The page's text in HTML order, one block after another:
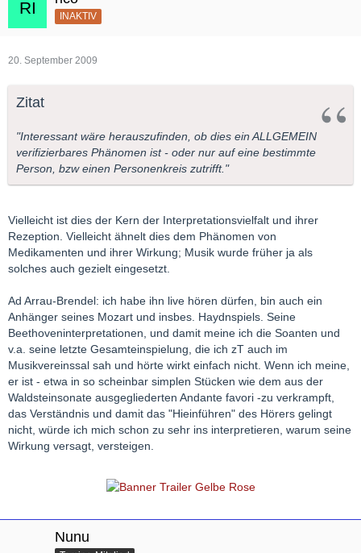
INAKTIV
20. September 2009
Zitat
"Interessant wäre herauszufinden, ob dies ein ALLGEMEIN
verifizierbares Phänomen ist - oder nur auf eine bestimmte
Person, bzw einen Personenkreis zutrifft."
Vielleicht ist dies der Kern der Interpretationsvielfalt und ihrer
Rezeption. Vielleicht ähnelt dies dem Phänomen von
Medikamenten und ihrer Wirkung; Musik wurde früher ja als
solches auch gezielt eingesetzt.
Ad Arrau-Brendel: ich habe ihn live hören dürfen, bin auch ein
Anhänger seines Mozart und insbes. Haydnspiels. Seine
Beethoveninterpretationen, und damit meine ich die Soanten und
v.a. seine letzte Gesamteinspielung, die ich zT auch im
Musikvereinssal sah und hörte wirkt einfach nicht. Wenn ich meine,
er ist - etwa in so scheinbar simplen Stücken wie dem aus der
Waldsteinsonate ausgegliederten Andante favori -zu verkrampft,
das Verständnis und damit das "Hieinführen" des Hörers gelingt
nicht, würde ich mich schon zu sehr ins interpretieren, warum seine
Wirkung versagt, versteigen.
Nunu